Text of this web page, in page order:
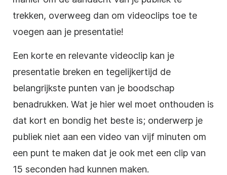
trekken, overweeg dan om videoclips toe te
voegen aan je presentatie!
Een korte en relevante videoclip kan je
presentatie breken en tegelijkertijd de
belangrijkste punten van je boodschap
benadrukken. Wat je hier wel moet onthouden is
dat kort en bondig het beste is; onderwerp je
publiek niet aan een video van vijf minuten om
een punt te maken dat je ook met een clip van
15 seconden had kunnen maken.